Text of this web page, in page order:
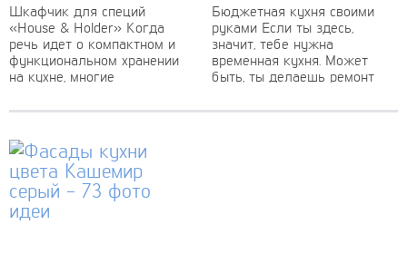
Шкафчик для специй
«House & Holder» Когда
речь идет о компактном и
функциональном хранении
на кухне, многие
элементе, как шкаф
Бюджетная кухня своими
руками Если ты здесь,
значит, тебе нужна
временная кухня. Может
быть, ты делаешь ремонт
временное решение для